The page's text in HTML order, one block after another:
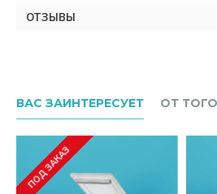
ОТЗЫВЫ
ВАС ЗАИНТЕРЕСУЕТ ОТ
ПОД ЗАКАЗ